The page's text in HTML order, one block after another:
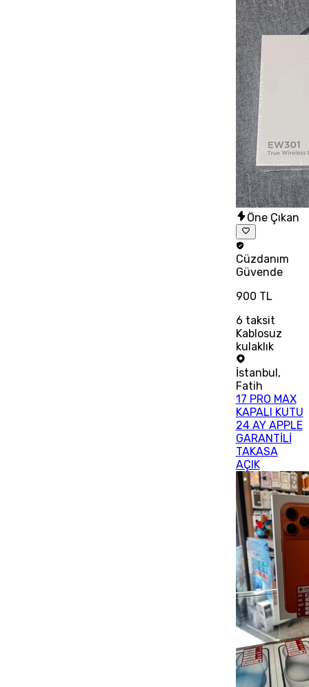
Öne Çıkan
Cüzdanım
Güvende
900 TL
6 taksit
Kablosuz
kulaklık
İstanbul,
Fatih
17 PRO MAX
KAPALI KUTU
24 AY APPLE
GARANTİLİ
TAKASA
AÇIK